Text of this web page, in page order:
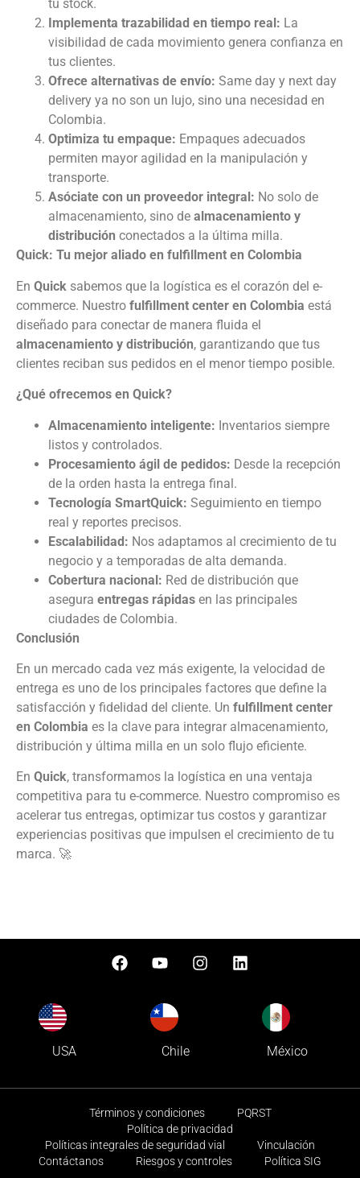
tu stock.
Implementa trazabilidad en tiempo real: La
visibilidad de cada movimiento genera confianza en
tus clientes.
Ofrece alternativas de envío: Same day y next day
delivery ya no son un lujo, sino una necesidad en
Colombia.
Optimiza tu empaque: Empaques adecuados
permiten mayor agilidad en la manipulación y
transporte.
Asóciate con un proveedor integral: No solo de
almacenamiento, sino de almacenamiento y
distribución conectados a la última milla.
Quick: Tu mejor aliado en fulfillment en Colombia
En Quick sabemos que la logística es el corazón del e-
commerce. Nuestro fulfillment center en Colombia está
diseñado para conectar de manera fluida el
almacenamiento y distribución, garantizando que tus
clientes reciban sus pedidos en el menor tiempo posible.
¿Qué ofrecemos en Quick?
Almacenamiento inteligente: Inventarios siempre
listos y controlados.
Procesamiento ágil de pedidos: Desde la recepción
de la orden hasta la entrega final.
Tecnología SmartQuick: Seguimiento en tiempo
real y reportes precisos.
Escalabilidad: Nos adaptamos al crecimiento de tu
negocio y a temporadas de alta demanda.
Cobertura nacional: Red de distribución que
asegura entregas rápidas en las principales
ciudades de Colombia.
Conclusión
En un mercado cada vez más exigente, la velocidad de
entrega es uno de los principales factores que define la
satisfacción y fidelidad del cliente. Un fulfillment center
en Colombia es la clave para integrar almacenamiento,
distribución y última milla en un solo flujo eficiente.
En Quick, transformamos la logística en una ventaja
competitiva para tu e-commerce. Nuestro compromiso es
acelerar tus entregas, optimizar tus costos y garantizar
experiencias positivas que impulsen el crecimiento de tu
marca. 🚀
USA Chile México
Términos y condiciones
PQRST
Política de privacidad
Políticas integrales de seguridad vial
Vinculación
Contáctanos
Riesgos y controles Política SIG